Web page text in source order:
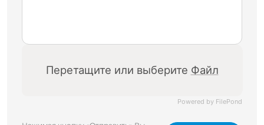
Powered by FilePond
Перетащите или выберите Файл